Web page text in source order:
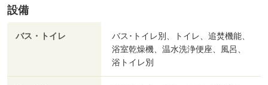
設備
バス・トイレ
バス･トイレ別、トイレ、追焚機能、
浴室乾燥機、温水洗浄便座、風呂、
浴トイレ別